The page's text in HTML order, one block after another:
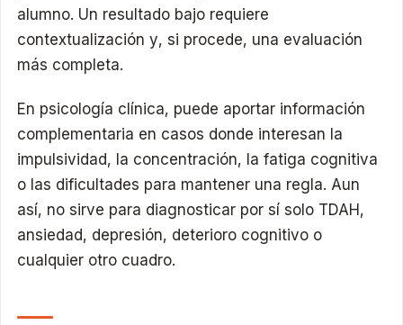
alumno. Un resultado bajo requiere
contextualización y, si procede, una evaluación
más completa.
En psicología clínica, puede aportar información
complementaria en casos donde interesan la
impulsividad, la concentración, la fatiga cognitiva
o las dificultades para mantener una regla. Aun
así, no sirve para diagnosticar por sí solo TDAH,
ansiedad, depresión, deterioro cognitivo o
cualquier otro cuadro.